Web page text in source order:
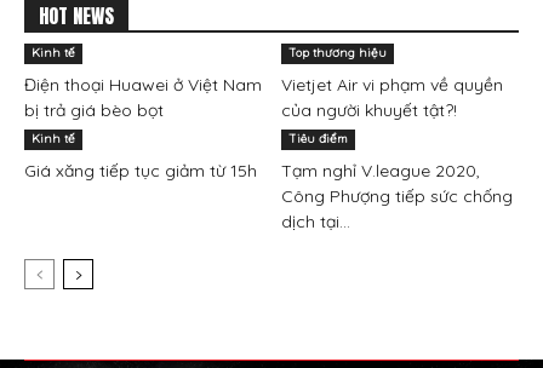
HOT NEWS
Kinh tế
Điện thoại Huawei ở Việt Nam
bị trả giá bèo bọt
Top thương hiệu
Vietjet Air vi phạm về quyền
của người khuyết tật?!
Kinh tế
Giá xăng tiếp tục giảm từ 15h
Tiêu điểm
Tạm nghỉ V.league 2020,
Công Phượng tiếp sức chống
dịch tại...